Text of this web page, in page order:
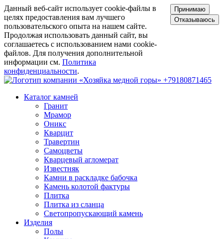
Данный веб-сайт использует cookie-файлы в
целях предоставления вам лучшего
пользовательского опыта на нашем сайте.
Продолжая использовать данный сайт, вы
соглашаетесь с использованием нами cookie-
файлов. Для получения дополнительной
информации см. Политика
конфиденциальности.
Принимаю
Отказываюсь
+79180871465
Каталог камней
Гранит
Мрамор
Оникс
Кварцит
Травертин
Самоцветы
Кварцевый агломерат
Известняк
Камни в раскладке бабочка
Камень колотой фактуры
Плитка
Плитка из сланца
Светопропускающий камень
Изделия
Полы